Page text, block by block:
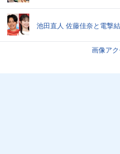
池田直人 佐藤佳奈と電撃
画像ア